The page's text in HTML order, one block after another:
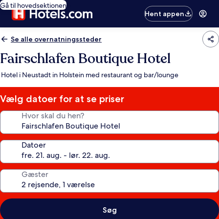
Gå til hovedsektionen
Hent appen
Se alle overnatningssteder
Fairschlafen Boutique Hotel
Hotel i Neustadt in Holstein med restaurant og bar/lounge
Vælg datoer for at se priser
Hvor skal du hen?
Datoer
Gæster
Søg